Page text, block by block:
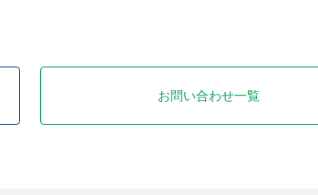
お問い合わせ一覧